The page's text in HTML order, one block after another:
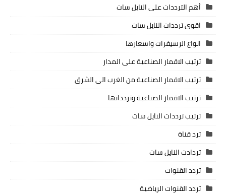
أهم الترددات على النايل سات
اقوى ترددات النايل سات
انواع الرسيفرات واسعارها
ترتيب الاقمار الصناعية على المدار
ترتيب الاقمار الصناعية من الغرب الى الشرق
ترتيب الاقمار الصناعية وتردداتها
ترتيب ترددات النايل سات
ترد قناة
تردادت النايل سات
تردد القنوات
تردد القنوات الرياضية